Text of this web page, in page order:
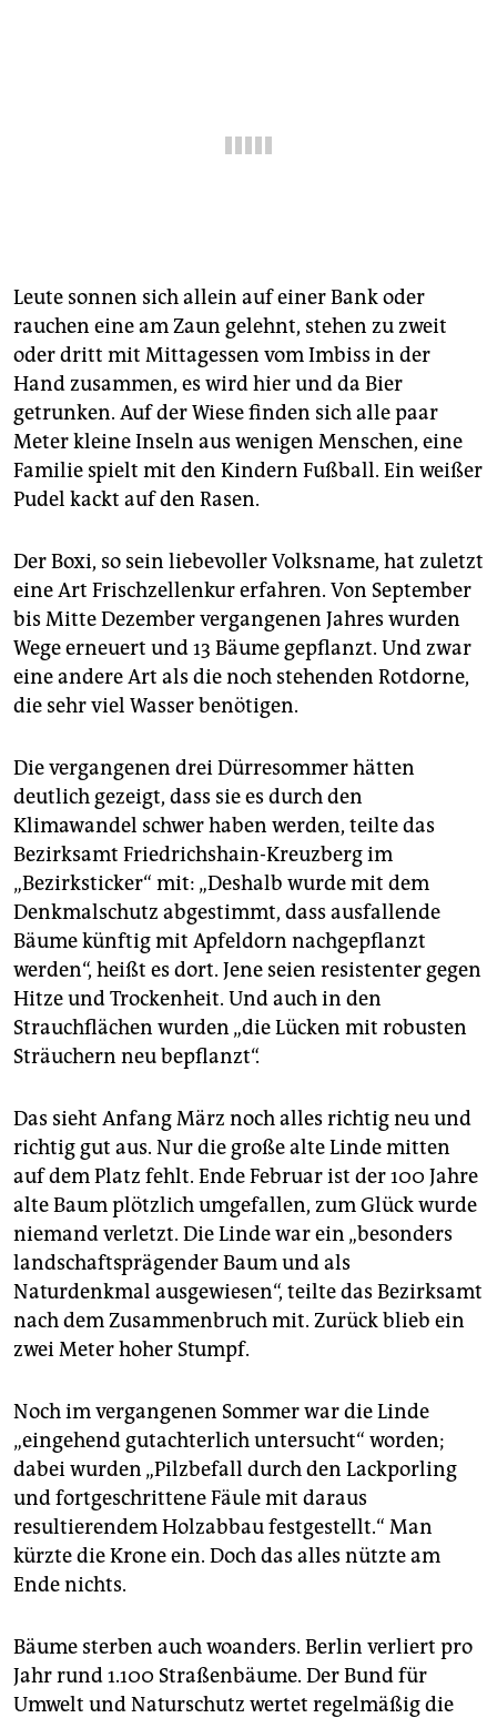
Leute sonnen sich allein auf einer Bank oder
rauchen eine am Zaun gelehnt, stehen zu zweit
oder dritt mit Mittagessen vom Imbiss in der
Hand zusammen, es wird hier und da Bier
getrunken. Auf der Wiese finden sich alle paar
Meter kleine Inseln aus wenigen Menschen, eine
Familie spielt mit den Kindern Fußball. Ein weißer
Pudel kackt auf den Rasen.
Der Boxi, so sein liebevoller Volksname, hat zuletzt
eine Art Frischzellenkur erfahren. Von September
bis Mitte Dezember vergangenen Jahres wurden
Wege erneuert und 13 Bäume gepflanzt. Und zwar
eine andere Art als die noch stehenden Rotdorne,
die sehr viel Wasser benötigen.
Die vergangenen drei Dürresommer hätten
deutlich gezeigt, dass sie es durch den
Klimawandel schwer haben werden, teilte das
Bezirksamt Friedrichshain-Kreuzberg im
„Bezirksticker“ mit: „Deshalb wurde mit dem
Denkmalschutz abgestimmt, dass ausfallende
Bäume künftig mit Apfeldorn nachgepflanzt
werden“, heißt es dort. Jene seien resistenter gegen
Hitze und Trockenheit. Und auch in den
Strauchflächen wurden „die Lücken mit robusten
Sträuchern neu bepflanzt“.
Das sieht Anfang März noch alles richtig neu und
richtig gut aus. Nur die große alte Linde mitten
auf dem Platz fehlt. Ende Februar ist der 100 Jahre
alte Baum plötzlich umgefallen, zum Glück wurde
niemand verletzt. Die Linde war ein „besonders
landschaftsprägender Baum und als
Naturdenkmal ausgewiesen“, teilte das Bezirksamt
nach dem Zusammenbruch mit. Zurück blieb ein
zwei Meter hoher Stumpf.
Noch im vergangenen Sommer war die Linde
„eingehend gutachterlich untersucht“ worden;
dabei wurden „Pilzbefall durch den Lackporling
und fortgeschrittene Fäule mit daraus
resultierendem Holzabbau festgestellt.“ Man
kürzte die Krone ein. Doch das alles nützte am
Ende nichts.
Bäume sterben auch woanders. Berlin verliert pro
Jahr rund 1.100 Straßenbäume. Der Bund für
Umwelt und Naturschutz wertet regelmäßig die